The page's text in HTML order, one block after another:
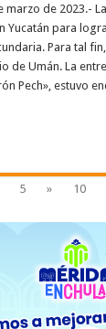
marzo de 2023.-
Yucatán para
Para tal
de Umán. La
Pech», estuvo
5 » 10